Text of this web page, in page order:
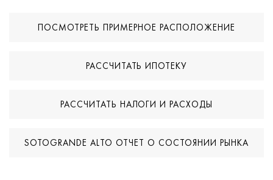
террасе. Сад оформлен в несколько террас, сделанных с
инфраструктура включает солнечные батареи и водяной
Эта вилла идеально подходит для семейной жизни в течение
ПОСМОТРЕТЬ ПРИМЕРНОЕ РАСПОЛОЖЕНИЕ
РАССЧИТАТЬ ИПОТЕКУ
РАССЧИТАТЬ НАЛОГИ И РАСХОДЫ
SOTOGRANDE ALTO ОТЧЕТ О СОСТОЯНИИ РЫНКА